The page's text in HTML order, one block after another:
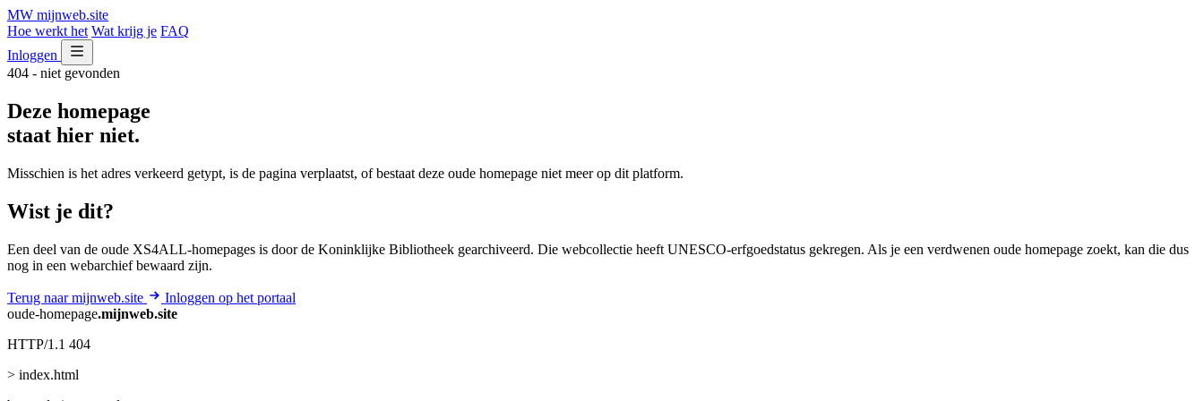
MW mijnweb.site
Hoe werkt het Wat krijg je FAQ
Inloggen
404 - niet gevonden
Deze homepage
staat hier niet.
Misschien is het adres verkeerd getypt, is de pagina verplaatst, of bestaat deze oude homepage niet meer op dit platform.
Wist je dit?
Een deel van de oude XS4ALL-homepages is door de Koninklijke Bibliotheek gearchiveerd. Die webcollectie heeft UNESCO-erfgoedstatus gekregen. Als je een verdwenen oude homepage zoekt, kan die dus
nog in een webarchief bewaard zijn.
Terug naar mijnweb.site
Inloggen op het portaal
oude-homepage.mijnweb.site
HTTP/1.1 404
> index.html